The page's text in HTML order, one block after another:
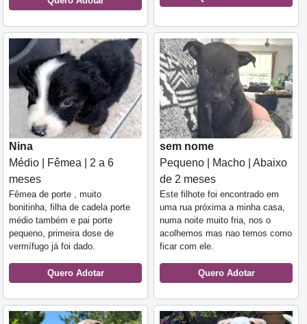
Nina
Médio | Fêmea | 2 a 6
meses
Fêmea de porte , muito
bonitinha, filha de cadela porte
médio também e pai porte
pequeno, primeira dose de
vermífugo já foi dado.
Quero Adotar
sem nome
Pequeno | Macho | Abaixo
de 2 meses
Este filhote foi encontrado em
uma rua próxima a minha casa,
numa noite muito fria, nos o
acolhemos mas nao temos como
ficar com ele.
Quero Adotar